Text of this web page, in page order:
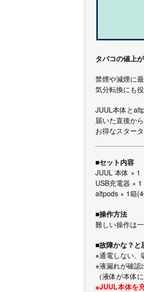
タバコの値上
禁煙や減煙に最
気分転換にも
JUUL本体と
届いた直後か
お得なスター
■セット内容
JUUL 本体 × 1
USB充電器 × 1
altpods × 1箱
■操作方法
難しい操作は
■故障かな？と
※通電しない、
※液漏れが確認
（液体が本体
※JUUL本体を